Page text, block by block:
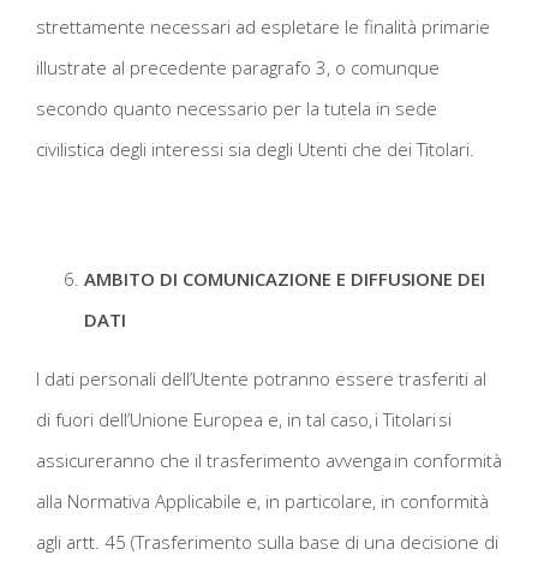
strettamente necessari ad espletare le finalità primarie
illustrate al precedente paragrafo 3, o comunque
secondo quanto necessario per la tutela in sede
civilistica degli interessi sia degli Utenti che dei Titolari.
AMBITO DI COMUNICAZIONE E DIFFUSIONE DEI
DATI
I dati personali dell’Utente potranno essere trasferiti al
di fuori dell’Unione Europea e, in tal caso, i Titolari si
assicureranno che il trasferimento avvenga in conformità
alla Normativa Applicabile e, in particolare, in conformità
agli artt. 45 (Trasferimento sulla base di una decisione di